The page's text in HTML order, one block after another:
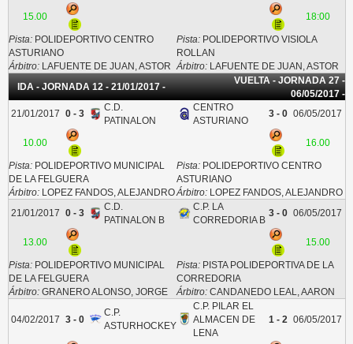
15.00 18:00
Pista:POLIDEPORTIVO CENTRO
ASTURIANO
Pista:POLIDEPORTIVO VISIOLA
ROLLAN
Árbitro:LAFUENTE DE JUAN, ASTOR Árbitro:LAFUENTE DE JUAN, ASTOR
IDA - JORNADA 12 - 21/01/2017 -
VUELTA - JORNADA 27 -
06/05/2017 -
21/01/2017
0 - 3
C.D.
PATINALON
CENTRO
ASTURIANO
3 - 0 06/05/2017
10.00 16.00
Pista:POLIDEPORTIVO MUNICIPAL
DE LA FELGUERA
Pista:POLIDEPORTIVO CENTRO
ASTURIANO
Árbitro:LOPEZ FANDOS, ALEJANDROÁrbitro:LOPEZ FANDOS, ALEJANDRO
21/01/2017
0 - 3
C.D.
PATINALON B
C.P. LA
CORREDORIA B
3 - 0 06/05/2017
13.00 15.00
Pista:POLIDEPORTIVO MUNICIPAL
DE LA FELGUERA
Pista:PISTA POLIDEPORTIVA DE LA
CORREDORIA
Árbitro:GRANERO ALONSO, JORGE Árbitro:CANDANEDO LEAL, AARON
04/02/2017 3 - 0
C.P.
ASTURHOCKEY
C.P. PILAR EL
ALMACEN DE
LENA
1 - 2 06/05/2017